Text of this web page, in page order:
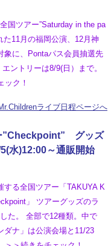
国ツアー”Saturday in the pa
た11月の福岡公演、12月神
象に、Pontaパス会員抽選先
ントリーは8/9(日）まで。
ク！
ライブ日程ページへ
”Checkpoint” グッズ
水)12:00～通販開始
する全国ツアー「TAKUYA K
」 ツアーグッズのラ
た。 全部で12種類。中で
ダナ」は公演会場と11/23